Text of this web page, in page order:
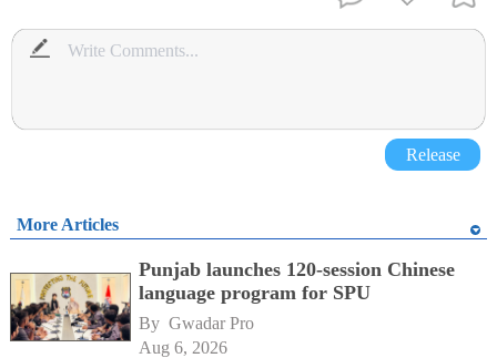
Release
More Articles
Punjab launches 120-session Chinese
language program for SPU
By Gwadar Pro
Aug 6, 2026